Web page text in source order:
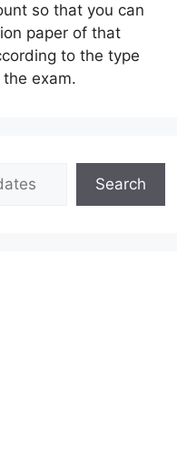
so that you can
paper of that
to the type
exam.
Search